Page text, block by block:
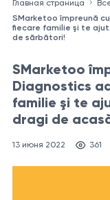
Главная страница
SMarketoo împreună
fiecare familie şi te
de sărbători!
SMarketoo
Diagnostics
familie şi te
dragi de
13 июня 2022 361